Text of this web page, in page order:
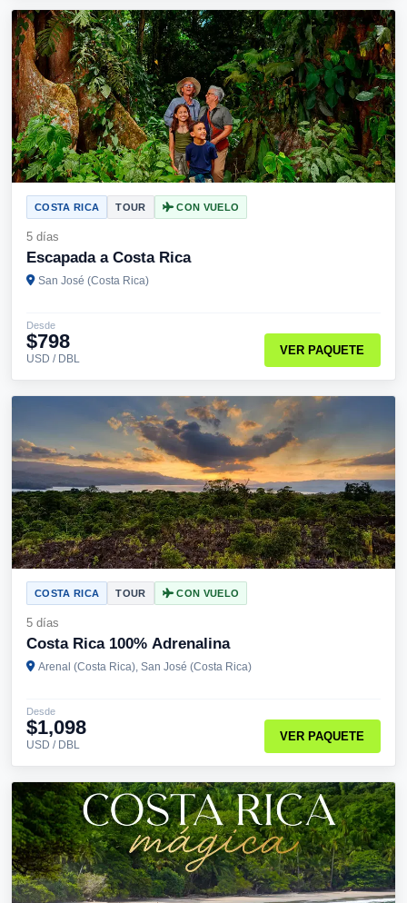
COSTA RICA TOUR CON VUELO
5 días
Escapada a Costa Rica
San José (Costa Rica)
Desde
$798
USD / DBL
VER PAQUETE
COSTA RICA TOUR CON VUELO
5 días
Costa Rica 100% Adrenalina
Arenal (Costa Rica), San José (Costa Rica)
Desde
$1,098
USD / DBL
VER PAQUETE